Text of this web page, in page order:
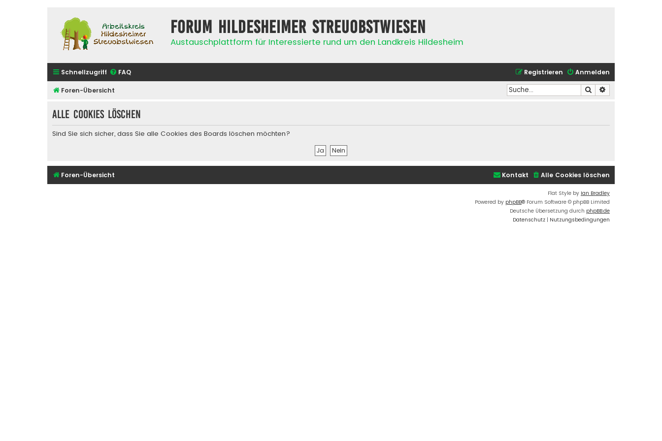
Forum Hildesheimer Streuobstwiesen
Austauschplattform für Interessierte rund um den Landkreis Hildesheim
Schnellzugriff FAQ Anmelden
Registrieren
Foren-Übersicht Suche
Alle Cookies löschen
Sind Sie sich sicher, dass Sie alle Cookies des Boards löschen möchten?
Foren-Übersicht Alle Cookies löschen
Kontakt
Flat Style by Ian Bradley
Powered by phpBB® Forum Software © phpBB Limited
Deutsche Übersetzung durch phpBB.de
Datenschutz | Nutzungsbedingungen